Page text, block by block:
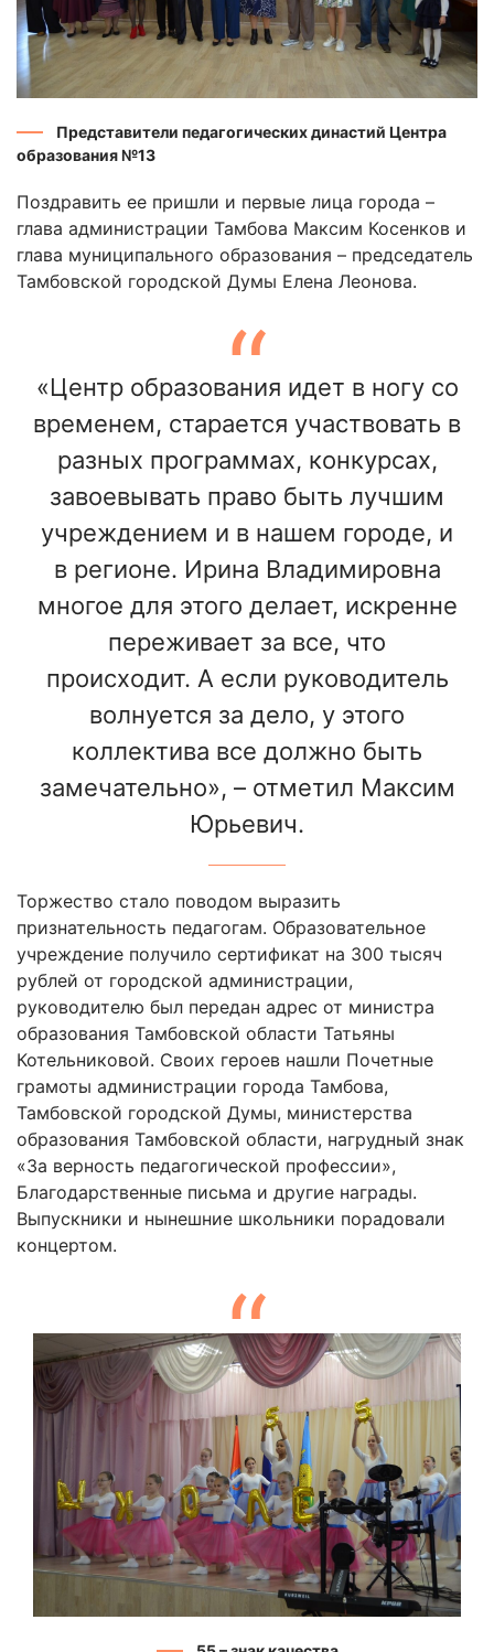
Представители педагогических династий Центра
образования №13
Поздравить ее пришли и первые лица города –
глава администрации Тамбова Максим Косенков и
глава муниципального образования – председатель
Тамбовской городской Думы Елена Леонова.
«Центр образования идет в ногу со
временем, старается участвовать в
разных программах, конкурсах,
завоевывать право быть лучшим
учреждением и в нашем городе, и
в регионе. Ирина Владимировна
многое для этого делает, искренне
переживает за все, что
происходит. А если руководитель
волнуется за дело, у этого
коллектива все должно быть
замечательно», – отметил Максим
Юрьевич.
Торжество стало поводом выразить
признательность педагогам. Образовательное
учреждение получило сертификат на 300 тысяч
рублей от городской администрации,
руководителю был передан адрес от министра
образования Тамбовской области Татьяны
Котельниковой. Своих героев нашли Почетные
грамоты администрации города Тамбова,
Тамбовской городской Думы, министерства
образования Тамбовской области, нагрудный знак
«За верность педагогической профессии»,
Благодарственные письма и другие награды.
Выпускники и нынешние школьники порадовали
концертом.